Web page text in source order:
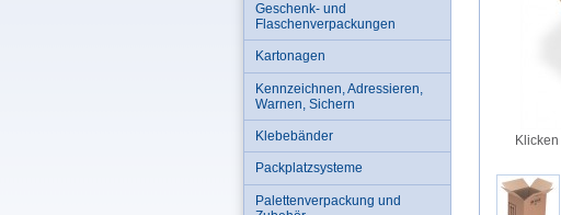
Geschenk- und
Flaschenverpackungen
Kartonagen
Kennzeichnen, Adressieren,
Warnen, Sichern
Klebebänder
Packplatzsysteme
Palettenverpackung und